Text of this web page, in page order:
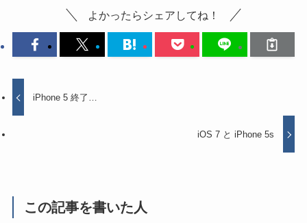
よかったらシェアしてね！
iPhone 5 終了…
iOS 7 と iPhone 5s
この記事を書いた人